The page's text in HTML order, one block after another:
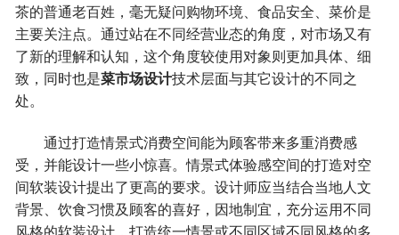
茶的普通老百姓，毫无疑问购物环境、食品安全、菜价是
主要关注点。通过站在不同经营业态的角度，对市场又有
了新的理解和认知，这个角度较使用对象则更加具体、细
致，同时也是菜市场设计技术层面与其它设计的不同之
处。
通过打造情景式消费空间能为顾客带来多重消费感
受，并能设计一些小惊喜。情景式体验感空间的打造对空
间软装设计提出了更高的要求。设计师应当结合当地人文
背景、饮食习惯及顾客的喜好，因地制宜，充分运用不同
风格的软装设计，打造统一情景或不同区域不同风格的多